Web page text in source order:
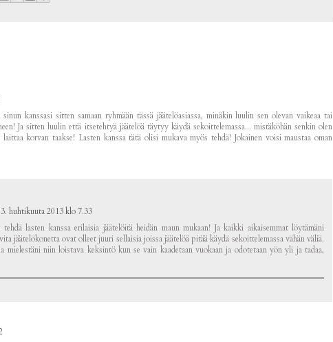
kanssasi sitten samaan ryhmään tässä jäätelöasiassa, minäkin luulin sen olevan vaikeaa tai
Ja sitten luulin että itsetehtyä jäätelöä täytyy käydä sekoittelemassa... mistäköhän senkin olen
korvan taakse! Lasten kanssa tätä olisi mukava myös tehdä! Jokainen voisi maustaa oman
huhtikuuta 2013 klo 7.33
lasten kanssa erilaisia jäätelöitä heidän maun mukaan! Ja kaikki aikaisemmat löytämäni
jäätelökonetta ovat olleet juuri sellaisia joissa jäätelöä pitää käydä sekoittelemassa vähän väliä.
mielestäni niin loistava keksintö kun se vain kaadetaan vuokaan ja odotetaan yön yli ja tadaa,